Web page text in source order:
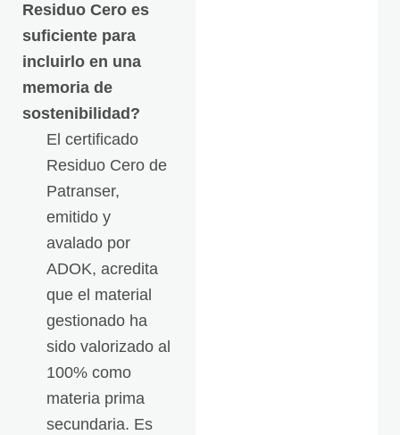
Residuo Cero es
suficiente para
incluirlo en una
memoria de
sostenibilidad?
El certificado
Residuo Cero de
Patranser,
emitido y
avalado por
ADOK, acredita
que el material
gestionado ha
sido valorizado al
100% como
materia prima
secundaria. Es